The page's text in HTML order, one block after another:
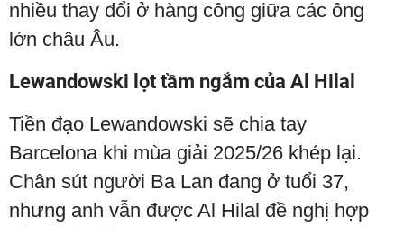
nhiều thay đổi ở hàng công giữa các ông
lớn châu Âu.
Lewandowski lọt tầm ngắm của Al Hilal
Tiền đạo Lewandowski sẽ chia tay
Barcelona khi mùa giải 2025/26 khép lại.
Chân sút người Ba Lan đang ở tuổi 37,
nhưng anh vẫn được Al Hilal đề nghị hợp